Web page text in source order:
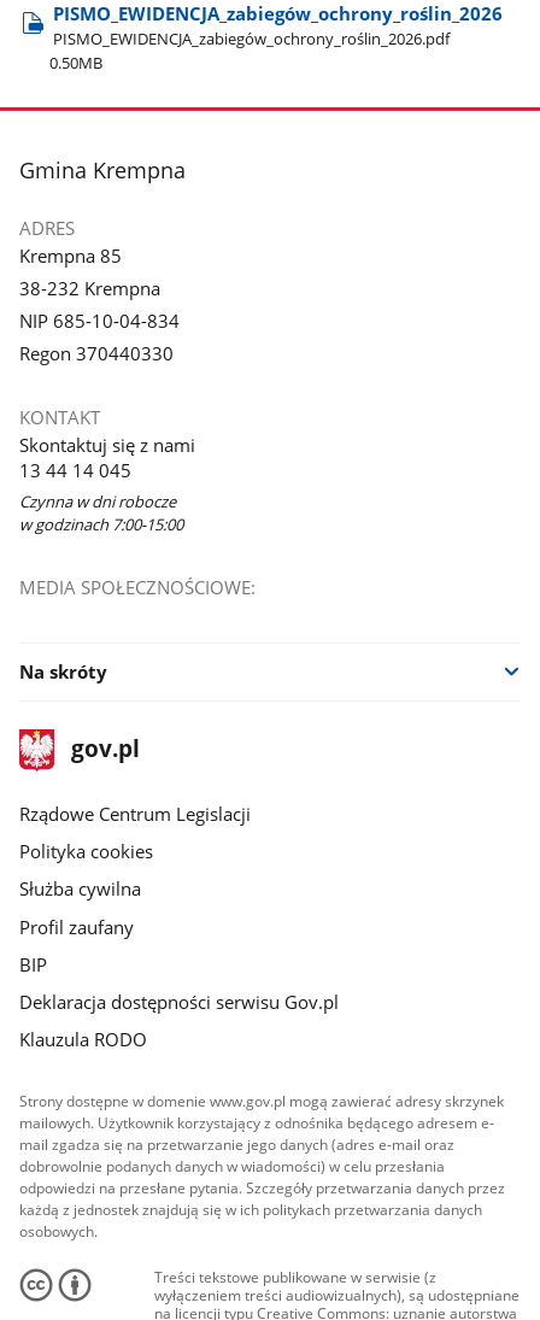
PISMO​_EWIDENCJA​_zabiegów​_ochrony​_roślin​_2026
PISMO​_EWIDENCJA​_zabiegów​_ochrony​_roślin​_2026.pdf
0.50MB
stopka
Gmina Krempna
ADRES
Krempna 85
38-232 Krempna
NIP 685-10-04-834
Regon 370440330
KONTAKT
Skontaktuj się z nami
13 44 14 045
Czynna w dni robocze
w godzinach 7:00-15:00
MEDIA SPOŁECZNOŚCIOWE:
Na skróty
stopka
gov.plStrona
gov.pl
Rządowe Centrum Legislacji
Polityka cookies
Służba cywilna
Profil zaufany
BIP
Deklaracja dostępności serwisu Gov.pl
Klauzula RODO
Strony dostępne w domenie www.gov.pl mogą zawierać adresy skrzynek
mailowych. Użytkownik korzystający z odnośnika będącego adresem e-
mail zgadza się na przetwarzanie jego danych (adres e-mail oraz
dobrowolnie podanych danych w wiadomości) w celu przesłania
odpowiedzi na przesłane pytania. Szczegóły przetwarzania danych przez
każdą z jednostek znajdują się w ich politykach przetwarzania danych
osobowych.
Treści tekstowe publikowane w serwisie (z
wyłączeniem treści audiowizualnych), są udostępniane
na licencji typu Creative Commons: uznanie autorstwa